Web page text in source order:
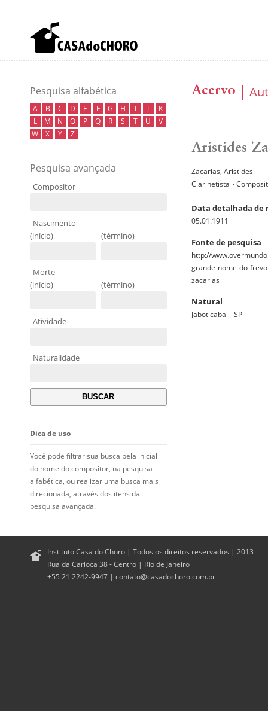
Pesquisa alfabética
A B C D E F G H I J
K
L
M N O P Q R S T U
V
W
X Y Z
Pesquisa avançada
Compositor
Nascimento
(início)
(término)
Morte
(início)
(término)
Atividade
Naturalidade
Dica de uso
Você pode filtrar sua busca pela inicial
do nome do compositor, na pesquisa
alfabética, ou realizar uma busca mais
direcionada, através dos itens da
pesquisa avançada.
Acervo
Aristides
Zacarias, Aristides
Clarinetista ∙
Data detalhada de
05.01.1911
Fonte de pesquisa
http://
grande-nome-do-
zacarias
Natural
Jaboticabal - SP
Instituto Casa do Choro | Todos os direitos reservados | 2013
Rua da Carioca 38 - Centro | Rio de Janeiro
+55 21 2242-9947 | contato@casadochoro.com.br